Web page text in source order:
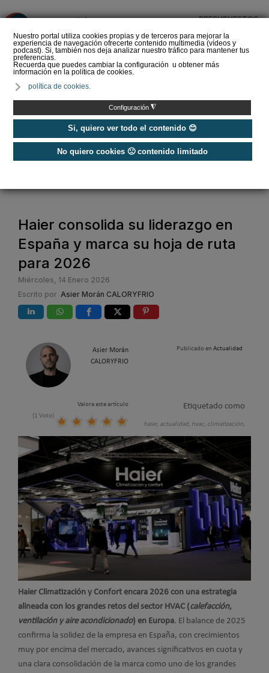
Nuestro portal utiliza cookies propias y de terceros para mejorar la
experiencia de navegación ofrecerte contenido multimedia (vídeos y
podcast). Si, también nos deja analizar nuestro tráfico para mantener tus
preferencias.
Recuerda que puedes cambiar la configuración u obtener más
información en la política de cookies.
política de cookies.
Configuración ◮
Si, quiero ver todo el contenido 😊
No quiero cookies 🙁 contenido limitado
PRESUPUESTOS
del Amperio (Episodio 3)
Noticias / Actualidad
/
Haier consolida su liderazgo en
España y marca su hoja de ruta
para 2026
Miércoles, 14 Enero 2026
Escrito por Asier Morán CALORYFRIO
Asier Morán
CALORYFRIO
Publicado en Actualidad
Valora este artículo
(1 Voto)
Etiquetado como
haier, actualidad, hvac, climatización,
Haier Climatización y Confort encara 2026 con una estrategia
alineada con los grandes retos del sector HVAC (calefacción,
ventilación y aire acondicionado) en Europa. El balance de 2025
confirma la solidez de la empresa en España, con crecimientos
muy por encima del mercado, avances significativos en cuota y
una clara consolidación de la marca como uno de los grandes